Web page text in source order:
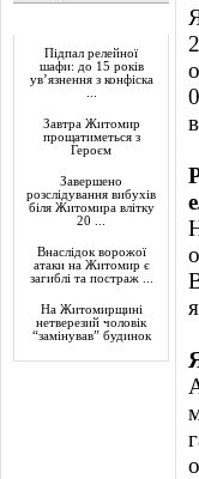
Підпал релейної
шафи: до 15 років
ув’язнення з конфіска
Завтра Житомир
прощатиметься з
Героєм
Завершено
розслідування вибухів
біля Житомира влітку
20 ...
Внаслідок ворожої
атаки на Житомир є
загиблі та постраж ...
На Житомирщині
нетверезий чоловік
“замінував” будинок